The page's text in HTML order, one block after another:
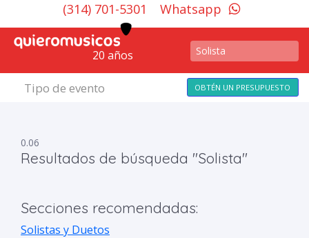
(314) 701-5301 Whatsapp
20 años
Tipo de evento OBTÉN UN PRESUPUESTO
0.06
Resultados de búsqueda "Solista"
Secciones recomendadas:
Solistas y Duetos